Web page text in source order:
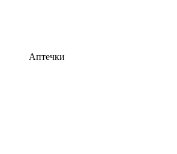
Аптечки